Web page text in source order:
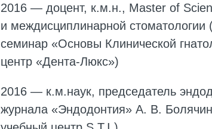
2016 — доцент, к.м.н., Master of
и междисциплинарной
семинар «Основы Клинической
центр «Дента-Люкс»)
2016 — к.м.наук, председатель
журнала «Эндодонтия» А. В.